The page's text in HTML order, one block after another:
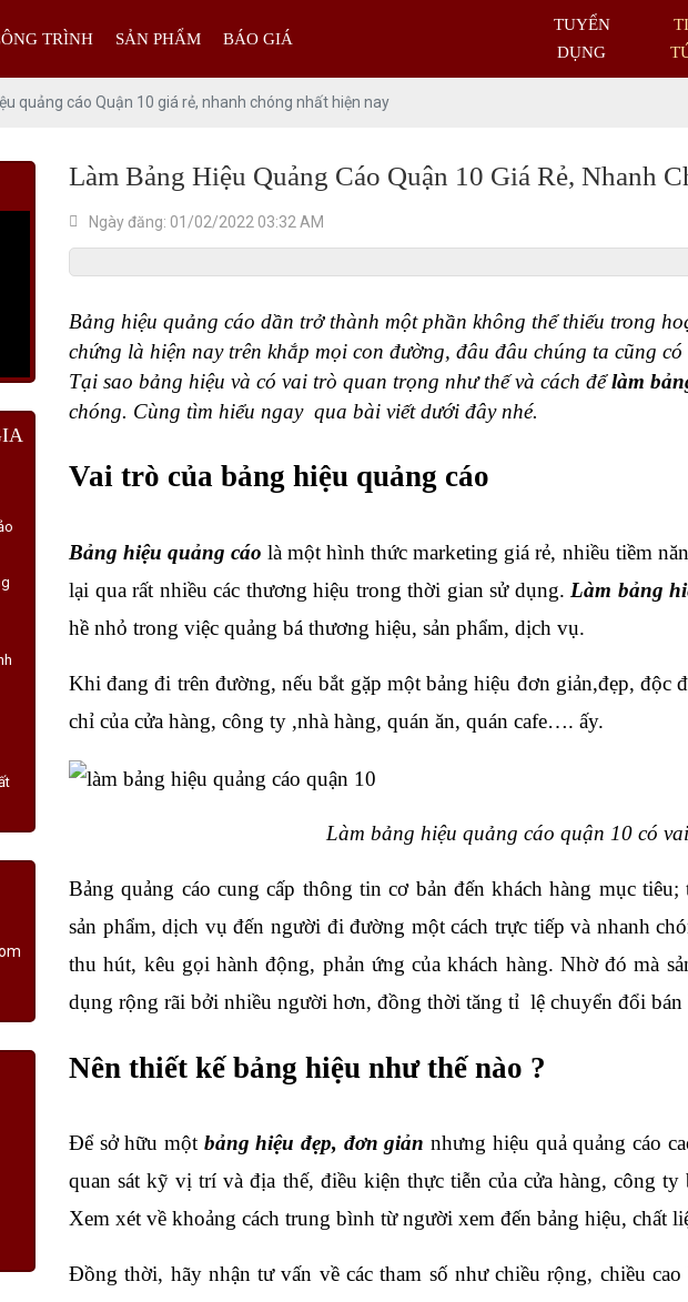
TRÌNH SẢN PHẨM BÁO GIÁ
TUYỂN
DỤNG
quảng cáo Quận 10 giá rẻ, nhanh chóng nhất hiện nay
Làm Bảng Hiệu Quảng Cáo Quận 10 Giá Rẻ, Nhanh
Ngày đăng: 01/02/2022 03:32 AM
Bảng hiệu quảng cáo dần trở thành một phần không thể thiếu trong
chứng là hiện nay trên khắp mọi con đường, đâu đâu chúng ta cũng
Tại sao bảng hiệu và có vai trò quan trọng như thế và cách để làm
chóng. Cùng tìm hiểu ngay  qua bài viết dưới đây nhé.
Vai trò của bảng hiệu quảng cáo
Bảng hiệu quảng cáo là một hình thức marketing giá rẻ, nhiều tiềm
lại qua rất nhiều các thương hiệu trong thời gian sử dụng. Làm bảng
hề nhỏ trong việc quảng bá thương hiệu, sản phẩm, dịch vụ.
Khi đang đi trên đường, nếu bắt gặp một bảng hiệu đơn giản,đẹp, độc
chỉ của cửa hàng, công ty ,nhà hàng, quán ăn, quán cafe…. ấy.
Làm bảng hiệu quảng cáo quận 10 có
Bảng quảng cáo cung cấp thông tin cơ bản đến khách hàng mục
sản phẩm, dịch vụ đến người đi đường một cách trực tiếp và nhanh
thu hút, kêu gọi hành động, phản ứng của khách hàng. Nhờ đó mà
dụng rộng rãi bởi nhiều người hơn, đồng thời tăng tỉ  lệ chuyển đổi bán
Nên thiết kế bảng hiệu như thế nào ?
Để sở hữu một bảng hiệu đẹp, đơn giản nhưng hiệu quả quảng cáo
quan sát kỹ vị trí và địa thế, điều kiện thực tiễn của cửa hàng, công
Xem xét về khoảng cách trung bình từ người xem đến bảng hiệu, chất
Đồng thời, hãy nhận tư vấn về các tham số như chiều rộng, chiều